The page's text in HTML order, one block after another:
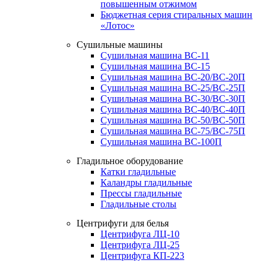
повышенным отжимом
Бюджетная серия стиральных машин
«Лотос»
Сушильные машины
Сушильная машина ВС-11
Сушильная машина ВС-15
Сушильная машина ВС-20/ВС-20П
Сушильная машина ВС-25/ВС-25П
Сушильная машина ВС-30/ВС-30П
Сушильная машина ВС-40/ВС-40П
Сушильная машина ВС-50/ВС-50П
Сушильная машина ВС-75/ВС-75П
Сушильная машина ВС-100П
Гладильное оборудование
Катки гладильные
Каландры гладильные
Прессы гладильные
Гладильные столы
Центрифуги для белья
Центрифуга ЛЦ-10
Центрифуга ЛЦ-25
Центрифуга КП-223